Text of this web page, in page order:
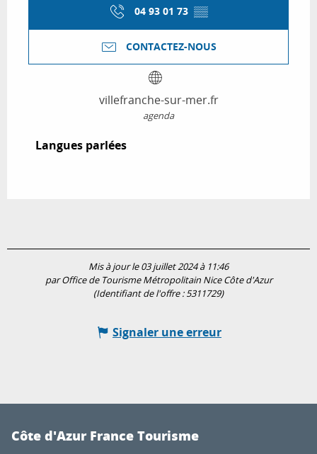
04 93 01 73 ▒▒
CONTACTEZ-NOUS
villefranche-sur-mer.fr
agenda
Langues parlées
Langues parlées
Mis à jour le 03 juillet 2024 à 11:46
par Office de Tourisme Métropolitain Nice Côte d'Azur
(Identifiant de l'offre :5311729)
Signaler une erreur
Côte d'Azur France Tourisme